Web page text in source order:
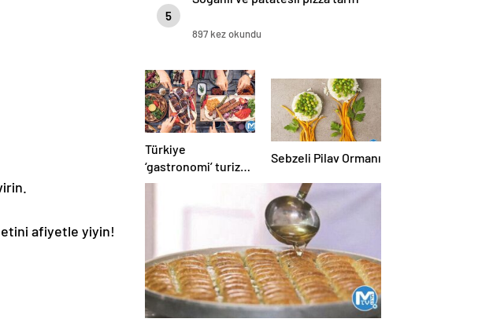
etini afiyetle yiyin!
5
897 kez okundu
Türkiye
‘gastronomi’ turizmi
atağına kalktı
Sebzeli Pilav Ormanı